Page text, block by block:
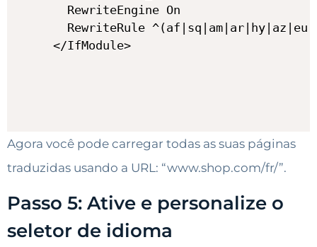
  RewriteEngine On
RewriteRule
</IfModule>
Agora você pode carregar todas as suas páginas
traduzidas usando a URL: “www.shop.com/fr/”.
Passo 5: Ative e personalize o
seletor de idioma